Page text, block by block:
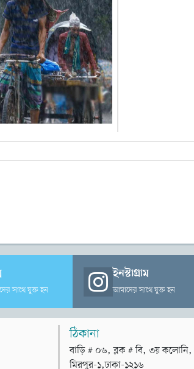
সাথে যুক্ত হন
ইনস্টাগ্রাম
আমাদের সাথে যুক্ত হন
ঠিকানা
বাড়ি # ০৬, ব্লক # বি, ৩য়
মিরপুর-১,ঢাকা-১২১৬